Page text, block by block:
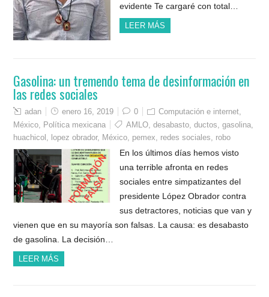
evidente Te cargaré con total…
LEER MÁS
Gasolina: un tremendo tema de desinformación en
las redes sociales
adan enero 16, 2019 0 Computación e internet,
México, Política mexicana AMLO,desabasto,ductos,gasolina,
huachicol , lopez obrador, México, pemex, redes sociales, robo
En los últimos días hemos visto
una terrible afronta en redes
sociales entre simpatizantes del
presidente López Obrador contra
sus detractores, noticias que van y
vienen que en su mayoría son falsas. La causa: es desabasto
de gasolina. La decisión…
LEER MÁS